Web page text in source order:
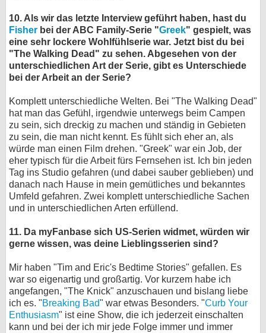
10. Als wir das letzte Interview geführt haben, hast du
Fisher bei der ABC Family-Serie "Greek" gespielt, was
eine sehr lockere Wohlfühlserie war. Jetzt bist du bei
"The Walking Dead" zu sehen. Abgesehen von der
unterschiedlichen Art der Serie, gibt es Unterschiede
bei der Arbeit an der Serie?
Komplett unterschiedliche Welten. Bei "The Walking Dead"
hat man das Gefühl, irgendwie unterwegs beim Campen
zu sein, sich dreckig zu machen und ständig in Gebieten
zu sein, die man nicht kennt. Es fühlt sich eher an, als
würde man einen Film drehen. "Greek" war ein Job, der
eher typisch für die Arbeit fürs Fernsehen ist. Ich bin jeden
Tag ins Studio gefahren (und dabei sauber geblieben) und
danach nach Hause in mein gemütliches und bekanntes
Umfeld gefahren. Zwei komplett unterschiedliche Sachen
und in unterschiedlichen Arten erfüllend.
11. Da myFanbase sich US-Serien widmet, würden wir
gerne wissen, was deine Lieblingsserien sind?
Mir haben "Tim and Eric's Bedtime Stories" gefallen. Es
war so eigenartig und großartig. Vor kurzem habe ich
angefangen, "The Knick" anzuschauen und bislang liebe
ich es. "Breaking Bad" war etwas Besonders. "Curb Your
Enthusiasm" ist eine Show, die ich jederzeit einschalten
kann und bei der ich mir jede Folge immer und immer